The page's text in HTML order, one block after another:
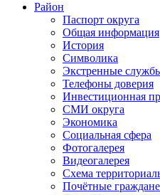
Район
Паспорт округа
Общая информация
История
Символика
Экстренные
Телефоны доверия
Инвестиционная
СМИ округа
Экономика
Социальная сфера
Фотогалерея
Видеогалерея
Схема
Почётные